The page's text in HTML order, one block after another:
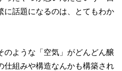
に話題になるのは、とてもわか
のような「空気」がどんどん醸
仕組みや構造なんかも構築され